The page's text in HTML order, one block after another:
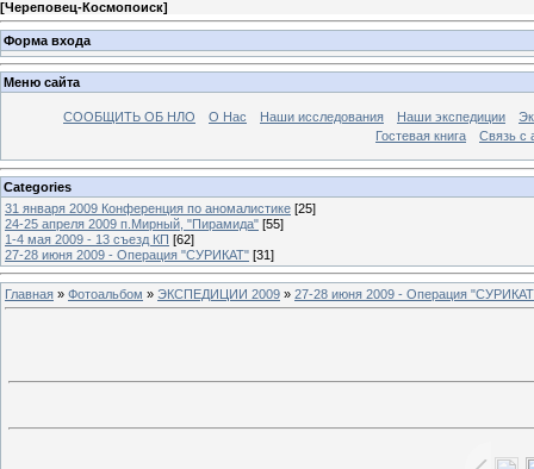
[Череповец-Космопоиск]
Форма входа
Меню сайта
СООБЩИТЬ ОБ НЛО О Нас Наши исследования Наши экспедиции
Гостевая книга
Связь с
Categories
31 января 2009 Конференция по аномалистике [25]
24-25 апреля 2009 п.Мирный, "Пирамида" [55]
1-4 мая 2009 - 13 съезд КП [62]
27-28 июня 2009 - Операция "СУРИКАТ" [31]
Главная » Фотоальбом » ЭКСПЕДИЦИИ 2009 » 27-28 июня 2009 - Операция